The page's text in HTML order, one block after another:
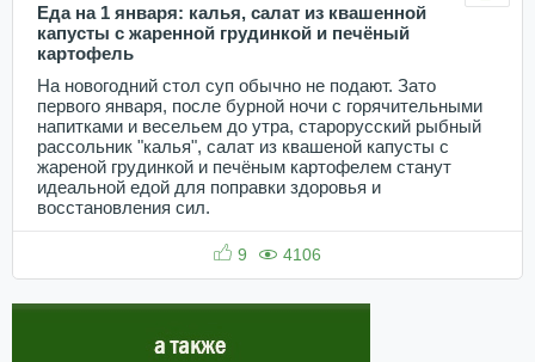
Еда на 1 января: калья, салат из квашенной
капусты с жаренной грудинкой и печёный
картофель
На новогодний стол суп обычно не подают. Зато
первого января, после бурной ночи с горячительными
напитками и весельем до утра, старорусский рыбный
рассольник "калья", салат из квашеной капусты с
жареной грудинкой и печёным картофелем станут
идеальной едой для поправки здоровья и
восстановления сил.
9 4106